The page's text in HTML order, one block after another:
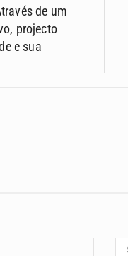
de um
projecto
e sua